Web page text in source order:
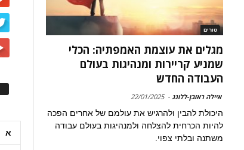
טורים
מגלים את עוצמת האמפתיה: הכלי
שמניע קריירות ומנהיגות בעולם
העבודה החדש
איילה ראובן-ללונג -
22/01/2025
היכולת להבין ולהרגיש את עולמם של אחרים הפכה
להיות הכרחית להצלחה ולמנהיגות בעולם עבודה
משתנה ובלתי צפוי.
א